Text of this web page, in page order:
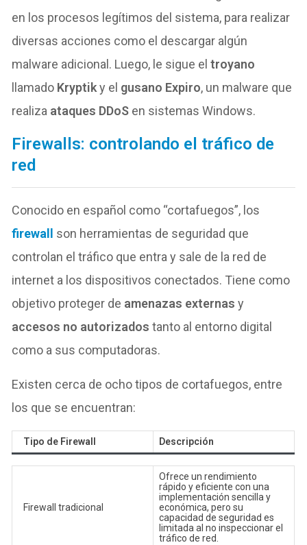
en los procesos legítimos del sistema, para realizar
diversas acciones como el descargar algún
malware adicional. Luego, le sigue eltroyano
llamado Kryptiky el gusano Expiro, un malware que
realiza ataques DDoS en sistemas Windows.
Firewalls: controlando el tráfico de
red
Conocido en español como “cortafuegos”, los
firewall
son herramientas de seguridad que
controlan el tráfico que entra y sale de la red de
internet a los dispositivos conectados. Tiene como
objetivo proteger de amenazas externas y
accesos no autorizados tanto al entorno digital
como a sus computadoras.
Existen cerca de ocho tipos de cortafuegos, entre
los que se encuentran:
Tipo de Firewall Descripción
Firewall tradicional
Ofrece un rendimiento
rápido y eficiente con una
implementación sencilla y
económica, pero su
capacidad de seguridad es
limitada al no inspeccionar el
tráfico de red.